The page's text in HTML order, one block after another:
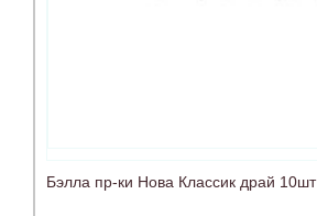
Бэлла пр-ки Нова Классик драй 10шт